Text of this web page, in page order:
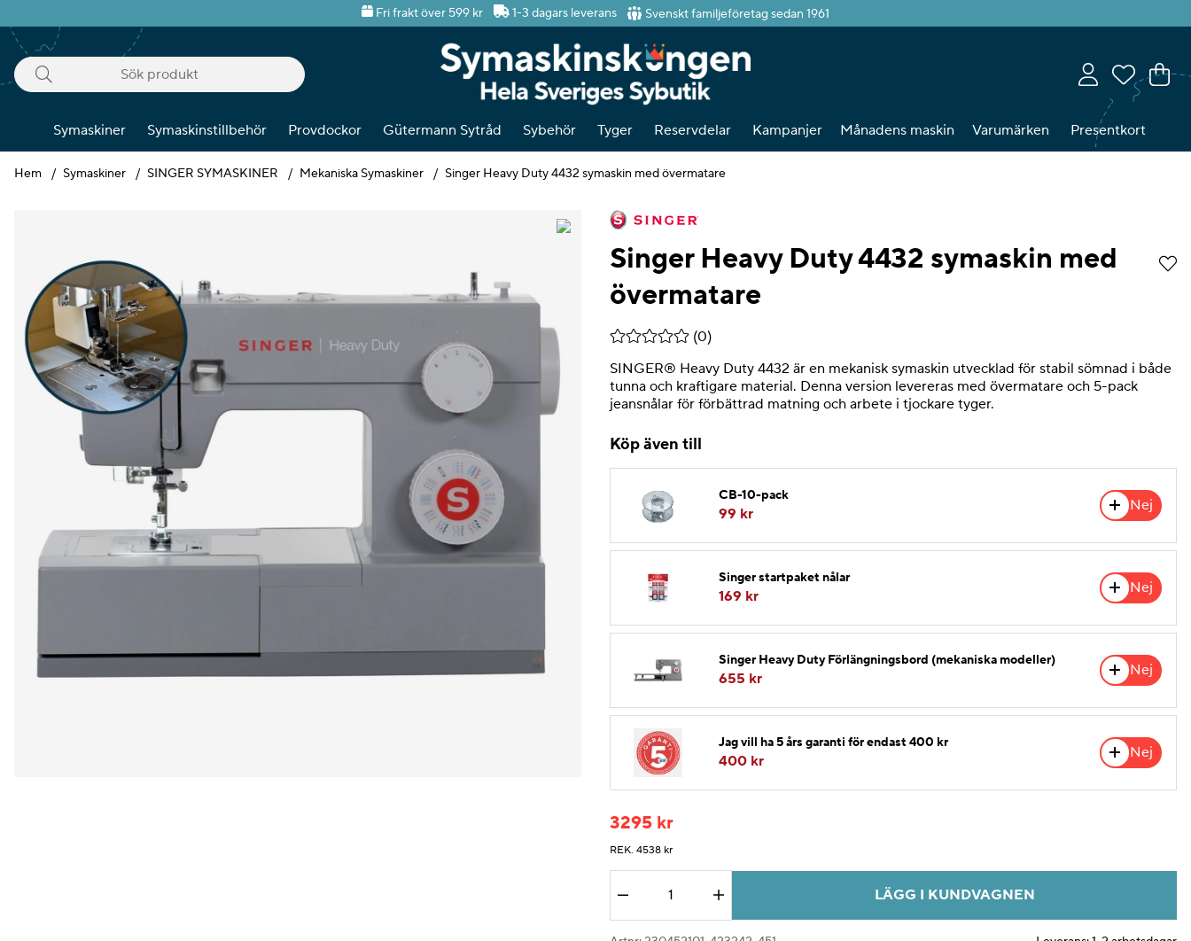
Fri frakt över 599 kr 1-3 dagars leverans Svenskt familjeföretag sedan 1961
.
Symaskiner Symaskinstillbehör Provdockor Gütermann Sytråd Sybehör Tyger Reservdelar Kampanjer Månadens maskin Varumärken Presentkort
Hem Symaskiner SINGER SYMASKINER Mekaniska Symaskiner Singer Heavy Duty 4432 symaskin med övermatare
Singer Heavy Duty 4432 symaskin med
övermatare
Medelbetyg 0 av 5 Antal betyg 0
(0)
SINGER® Heavy Duty 4432 är en mekanisk symaskin utvecklad för stabil sömnad i både
tunna och kraftigare material. Denna version levereras med övermatare och 5-pack
jeansnålar för förbättrad matning och arbete i tjockare tyger.
Köp även till
CB-10-pack
99 kr
Nej
Singer startpaket nålar
169 kr
Nej
Singer Heavy Duty Förlängningsbord (mekaniska modeller)
655 kr
Nej
Jag vill ha 5 års garanti för endast 400 kr
400 kr
Nej
3295 kr
REK. 4538 kr
LÄGG I KUNDVAGNEN